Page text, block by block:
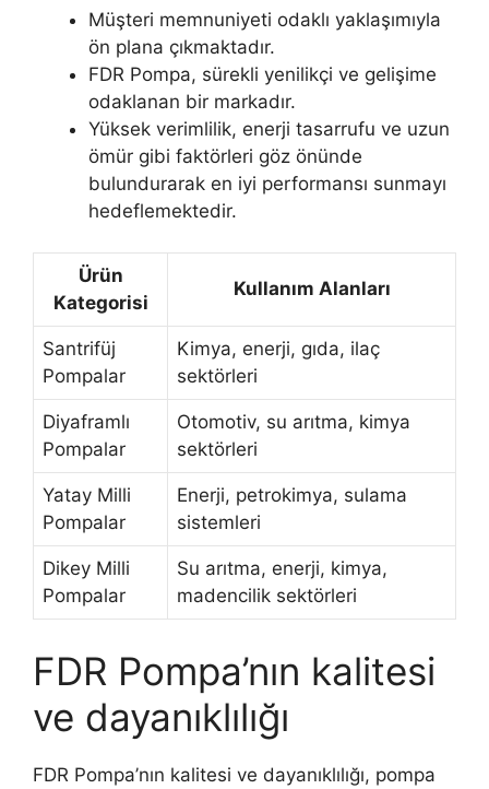
Müşteri memnuniyeti odaklı yaklaşımıyla
ön plana çıkmaktadır.
FDR Pompa, sürekli yenilikçi ve gelişime
odaklanan bir markadır.
Yüksek verimlilik, enerji tasarrufu ve uzun
ömür gibi faktörleri göz önünde
bulundurarak en iyi performansı sunmayı
hedeflemektedir.
Ürün
Kategorisi
Kullanım Alanları
Santrifüj
Pompalar
Kimya, enerji, gıda, ilaç
sektörleri
Diyaframlı
Pompalar
Otomotiv, su arıtma, kimya
sektörleri
Yatay Milli
Pompalar
Enerji, petrokimya, sulama
sistemleri
Dikey Milli
Pompalar
Su arıtma, enerji, kimya,
madencilik sektörleri
FDR Pompa’nın kalitesi
ve dayanıklılığı
FDR Pompa’nın kalitesi ve dayanıklılığı, pompa